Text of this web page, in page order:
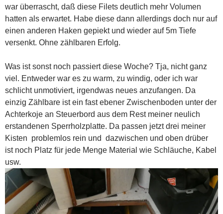
war überrascht, daß diese Filets deutlich mehr Volumen
hatten als erwartet. Habe diese dann allerdings doch nur auf
einen anderen Haken gepiekt und wieder auf 5m Tiefe
versenkt. Ohne zählbaren Erfolg.
Was ist sonst noch passiert diese Woche? Tja, nicht ganz
viel. Entweder war es zu warm, zu windig, oder ich war
schlicht unmotiviert, irgendwas neues anzufangen. Da
einzig Zählbare ist ein fast ebener Zwischenboden unter der
Achterkoje an Steuerbord aus dem Rest meiner neulich
erstandenen Sperrholzplatte. Da passen jetzt drei meiner
Kisten problemlos rein und dazwischen und oben drüber
ist noch Platz für jede Menge Material wie Schläuche, Kabel
usw.